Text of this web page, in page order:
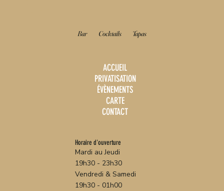
Bar Cocktails Tapas
ACCUEIL
PRIVATISATION
ÉVÈNEMENTS
CARTE
CONTACT
Horaire d'ouverture
Mardi au Jeudi
19h30 - 23h30
Vendredi & Samedi
19h30 - 01h00